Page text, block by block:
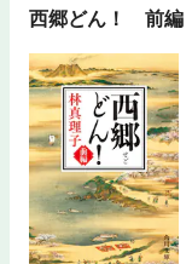
西郷どん！ 前編